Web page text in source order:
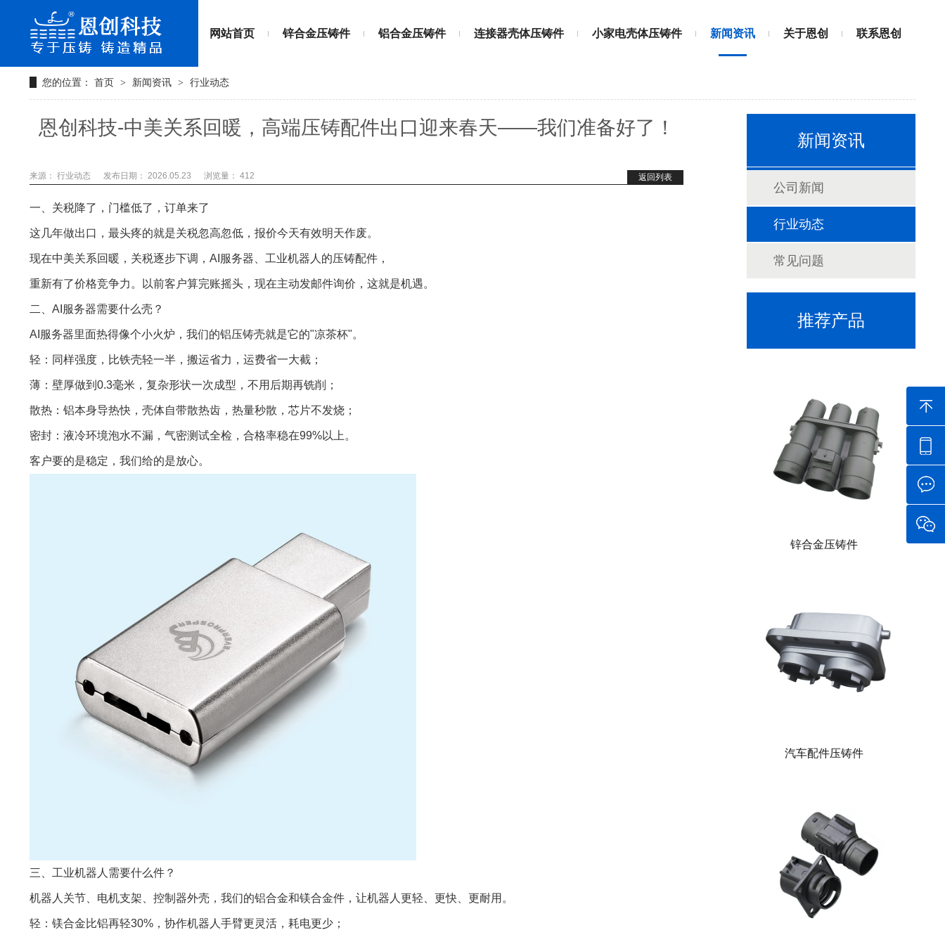
网站首页 锌合金压铸件 铝合金压铸件 连接器壳体压铸件 小家电壳体压铸件 新闻资讯 关于恩创 联系恩创
您的位置： 首页 > 新闻资讯 > 行业动态
恩创科技-中美关系回暖，高端压铸配件出口迎来春天——我们准备好了！
返回列表
来源： 行业动态 发布日期： 2026.05.23 浏览量： 412
一、关税降了，门槛低了，订单来了
这几年做出口，最头疼的就是关税忽高忽低，报价今天有效明天作废。
现在中美关系回暖，关税逐步下调，AI服务器、工业机器人的压铸配件，
重新有了价格竞争力。以前客户算完账摇头，现在主动发邮件询价，这就是机遇。
二、AI服务器需要什么壳？
AI服务器里面热得像个小火炉，我们的铝压铸壳就是它的"凉茶杯"。
轻：同样强度，比铁壳轻一半，搬运省力，运费省一大截；
薄：壁厚做到0.3毫米，复杂形状一次成型，不用后期再铣削；
散热：铝本身导热快，壳体自带散热齿，热量秒散，芯片不发烧；
密封：液冷环境泡水不漏，气密测试全检，合格率稳在99%以上。
客户要的是稳定，我们给的是放心。
三、工业机器人需要什么件？
机器人关节、电机支架、控制器外壳，我们的铝合金和镁合金件，让机器人更轻、更快、更耐用。
轻：镁合金比铝再轻30%，协作机器人手臂更灵活，耗电更少；
新闻资讯
公司新闻
行业动态
常见问题
推荐产品
锌合金压铸件
汽车配件压铸件